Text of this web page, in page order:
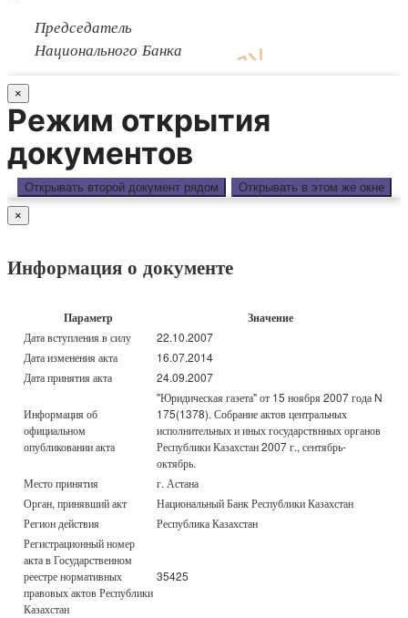
Председатель
Национального Банка
×
Режим открытия
документов
Открывать второй документ рядом Открывать в этом же окне
×
Информация о документе
Параметр Значение
Дата вступления в силу
22.10.2007
Дата изменения акта
16.07.2014
Дата принятия акта
24.09.2007
Информация об
официальном
опубликовании акта
"Юридическая газета" от 15 ноября 2007 года N
175(1378). Собрание актов центральных
исполнительных и иных государствнных органов
Республики Казахстан 2007 г., сентябрь-
октябрь.
Место принятия
г. Астана
Орган, принявший акт
Национальный Банк Республики Казахстан
Регион действия
Республика Казахстан
Регистрационный номер
акта в Государственном
реестре нормативных
правовых актов Республики
Казахстан
35425